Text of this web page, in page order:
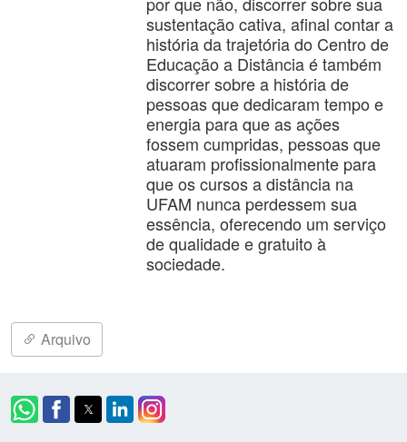
sustentação cativa, afinal contar a
história da trajetória do Centro de
Educação a Distância é também
discorrer sobre a história de
pessoas que dedicaram tempo e
energia para que as ações
fossem cumpridas, pessoas que
atuaram profissionalmente para
que os cursos a distância na
UFAM nunca perdessem sua
essência, oferecendo um serviço
de qualidade e gratuito à
sociedade.
Arquivo